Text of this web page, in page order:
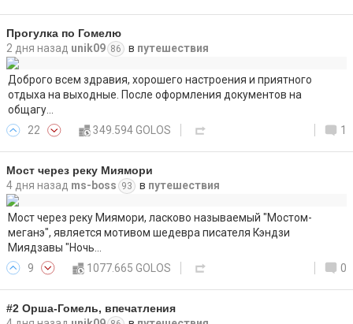
Прогулка по Гомелю
2 дня назад unik09 86 в путешествия
Доброго всем здравия, хорошего настроения и приятного
отдыха на выходные. После оформления документов на
общагу…
22
349.594 GOLOS 1
Мост через реку Миямори
4 дня назад ms-boss 93 в путешествия
Мост через реку Миямори, ласково называемый "Мостом-
меганэ", является мотивом шедевра писателя Кэндзи
Миядзавы "Ночь…
9
1077.665 GOLOS 0
#2 Орша-Гомель, впечатления